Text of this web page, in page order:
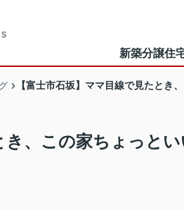
新築分譲住
【富士市石坂】ママ目線で見たとき
き、この家ちょっと